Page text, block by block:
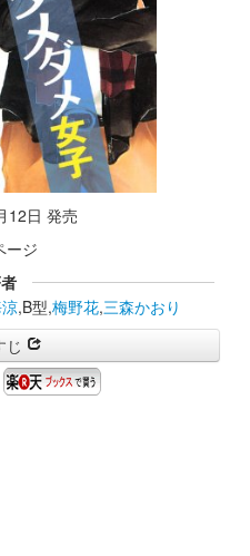
12日 発売
ージ
,B型,梅野花,三森かおり
じ